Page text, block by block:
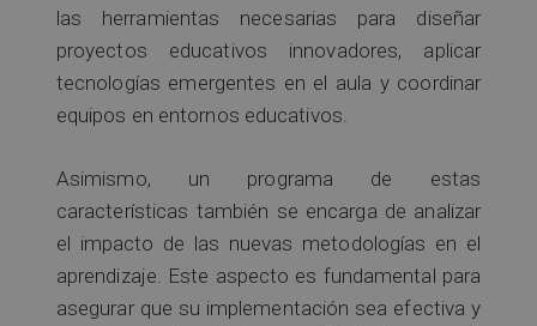
las herramientas necesarias para diseñar
proyectos educativos innovadores, aplicar
tecnologías emergentes en el aula y coordinar
equipos en entornos educativos.
Asimismo, un programa de estas
características también se encarga de analizar
el impacto de las nuevas metodologías en el
aprendizaje. Este aspecto es fundamental para
asegurar que su implementación sea efectiva y